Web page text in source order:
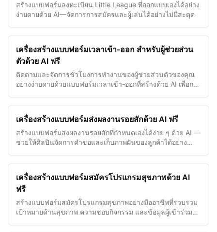
สร้างแบบฟอร์มลงทะเบียน Little League ที่ออกแบบเองได้อย่าง
ง่ายดายด้วย AI—จัดการการสมัครและผู้เล่นได้อย่างไม่มีสะดุด
เครื่องสร้างแบบฟอร์มเวลาเข้า-ออก สำหรับผู้ช่วยส่วน
ตัวด้วย AI ฟรี
ติดตามและจัดการชั่วโมงการทำงานของผู้ช่วยส่วนตัวของคุณ
อย่างง่ายดายด้วยแบบฟอร์มเวลาเข้า-ออกที่สร้างด้วย AI เพื่อการ
เครื่องสร้างแบบฟอร์มส่งผลงานรอยสักด้วย AI ฟรี
สร้างแบบฟอร์มส่งผลงานรอยสักที่กำหนดเองได้ง่าย ๆ ด้วย AI —
ช่วยให้ศิลปินจัดการคำขอและเก็บภาพฝันของลูกค้าได้อย่าง
เครื่องสร้างแบบฟอร์มสมัครโปรแกรมสุขภาพด้วย AI
ฟรี
สร้างแบบฟอร์มสมัครโปรแกรมสุขภาพอย่างมืออาชีพที่รวบรวม
เป้าหมายด้านสุขภาพ ความชอบกิจกรรม และข้อมูลผู้เข้าร่วม